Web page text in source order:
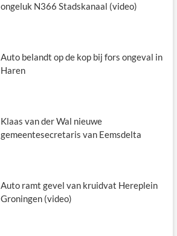
ongeluk N366 Stadskanaal (video)
Auto belandt op de kop bij fors ongeval in
Haren
Klaas van der Wal nieuwe
gemeentesecretaris van Eemsdelta
Auto ramt gevel van kruidvat Hereplein
Groningen (video)